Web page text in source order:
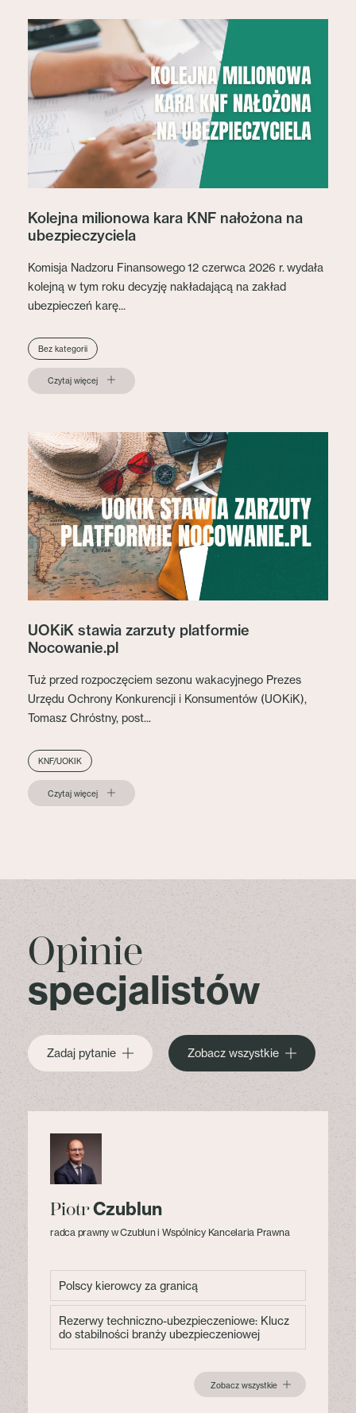
Kolejna milionowa kara KNF nałożona na
ubezpieczyciela
Komisja Nadzoru Finansowego 12 czerwca 2026 r. wydała
kolejną w tym roku decyzję nakładającą na zakład
ubezpieczeń karę...
Bez kategorii
Czytaj więcej
UOKiK stawia zarzuty platformie
Nocowanie.pl
Tuż przed rozpoczęciem sezonu wakacyjnego Prezes
Urzędu Ochrony Konkurencji i Konsumentów (UOKiK),
Tomasz Chróstny, post...
KNF/UOKIK
Czytaj więcej
Opinie
specjalistów
Zadaj pytanie Zobacz wszystkie
PiotrCzublun
radca prawny w Czublun i Wspólnicy Kancelaria Prawna
Polscy kierowcy za granicą
Rezerwy techniczno-ubezpieczeniowe: Klucz
do stabilności branży ubezpieczeniowej
Zobacz wszystkie